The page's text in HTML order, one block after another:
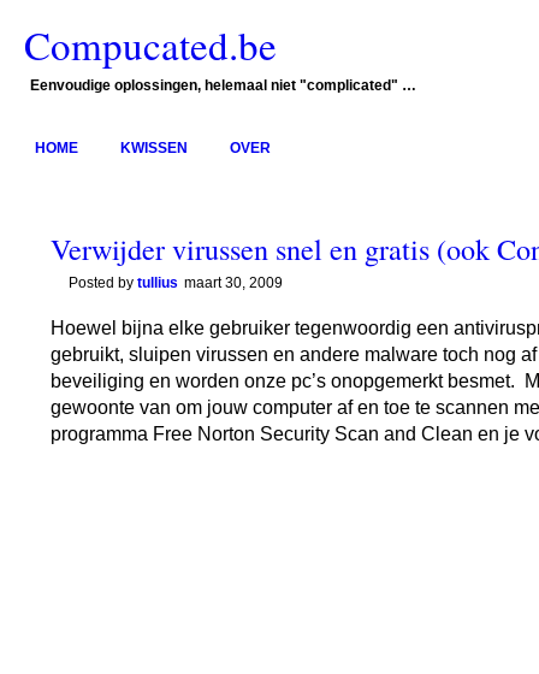
Compucated.be
Eenvoudige oplossingen, helemaal niet "complicated" …
HOME KWISSEN OVER
Verwijder virussen snel en gratis (ook
Posted by tullius maart 30, 2009
Hoewel bijna elke gebruiker tegenwoordig een
gebruikt, sluipen virussen en andere malware toch nog
beveiliging en worden onze pc’s onopgemerkt besmet.
gewoonte van om jouw computer af en toe te scannen
programma Free Norton Security Scan and Clean en je